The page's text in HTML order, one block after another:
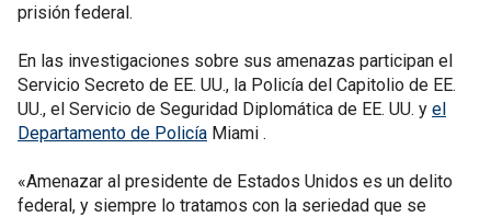
prisión federal.
En las investigaciones sobre sus amenazas participan el
Servicio Secreto de EE. UU., la Policía del Capitolio de EE.
UU., el Servicio de Seguridad Diplomática de EE. UU. y el
Departamento de Policía Miami .
«Amenazar al presidente de Estados Unidos es un delito
federal, y siempre lo tratamos con la seriedad que se